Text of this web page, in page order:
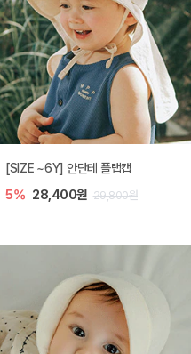
[SIZE ~6Y] 안단테 플랩캡
5% 28,400원 29,800원